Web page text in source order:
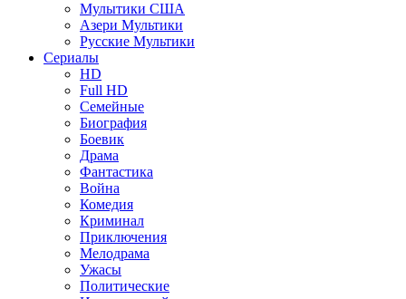
Мулытики США
Азери Мультики
Русские Мультики
Сериалы
HD
Full HD
Семейные
Биография
Боевик
Драма
Фантастика
Война
Комедия
Криминал
Приключения
Мелодрама
Ужасы
Политические